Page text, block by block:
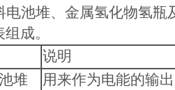
池堆、金属氢化物氢瓶
成。
说明
堆
用来作为电能的输出